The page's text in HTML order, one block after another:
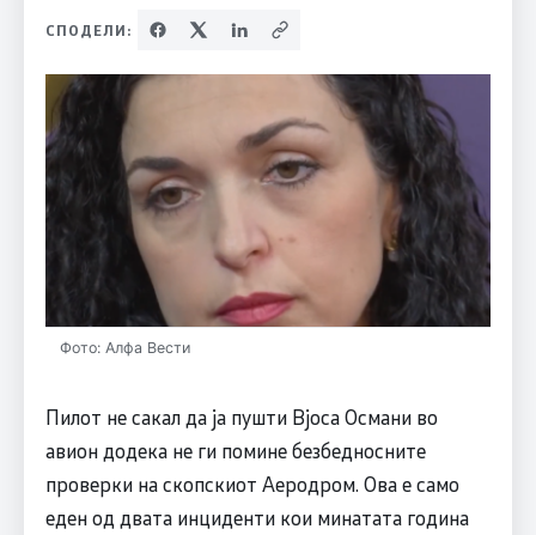
СПОДЕЛИ:
Фото: Алфа Вести
Пилот не сакал да ја пушти Вјоса Османи во
авион додека не ги помине безбедносните
проверки на скопскиот Аеродром. Ова е само
еден од двата инциденти кои минатата година